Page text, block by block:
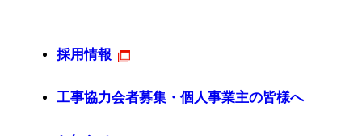
採用情報
工事協力会者募集・個人事業主の皆様へ